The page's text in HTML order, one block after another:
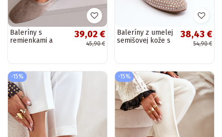
Baleríny s
remienkami a
39,02 €
45,90 €
Baleríny z umelej
semišovej kože s
38,43 €
54,90 €
-15% -15%